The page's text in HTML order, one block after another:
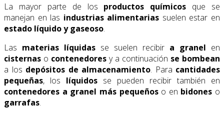
La mayor parte de los productos químicos que se
manejan en las industrias alimentarias suelen estar en
estado líquido y gaseoso.
Las materias líquidas se suelen recibir a granel en
cisternas o contenedores y a continuación se bombean
a los depósitos de almacenamiento. Para cantidades
pequeñas, los líquidos se pueden recibir también en
contenedores a granel más pequeñoso en bidones o
garrafas.